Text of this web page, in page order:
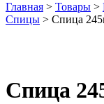
Главная > Товары >
Спицы > Спица
Спица